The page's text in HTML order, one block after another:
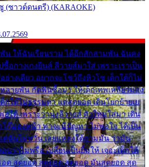
(ซาวด์ดนตรี) (KARAOKE)
น ให้ฉันเรียนราม ได้อีกสักสามพัน ฉันคง
ซื้อกางเกงยีนส์ ลีวายส์มาใส่ เพราะเราเป็น
ย่างเดียว อยากจะโชว์ถึงหิวโซ เด็กใต้ก็ไม่
ลายพัน กัดฟันซื้อมา ให้เด็กเทพเหลียวมอง
กใต้ไม่ธรรมดา แต่สุดยอด เดินโยกย้ายเย
ได้ เพราะว่านุ่งลีวายส์ ตัวใหม่ใส่มา เดิน
โก๊มองหน้า ท่าจะมีปัญหา ไม่พอใจ ได้เป็น
ต่ฉันไม่หวั่น เลยแหลงใต้ถามมัน ว่ามัน
บว่าไม่พรื่อ เปลี่ยนเป็นยิ้มให้ เจอะเด็กใต้
อด สุดยอด สุดยอด สุดยอด มันสุดยอด สุด